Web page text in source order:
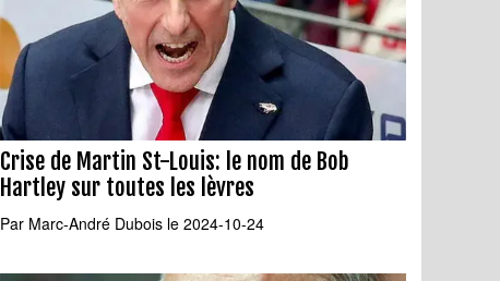
Crise de Martin St-Louis: le nom de Bob
Hartley sur toutes les lèvres
Par Marc-André Dubois le 2024-10-24